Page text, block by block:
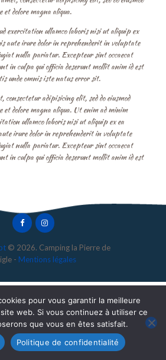
dolore magna aliqua.
exercitation ullamco laboris nisi ut aliquip ex
aute irure dolor in reprehenderit in voluptate
nulla pariatur. Excepteur sint occaecat
in culpa qui officia deserunt mollit anim id est
unde omnis iste natus error sit.
consectetur adipisicing elit, sed do eiusmod
dolore magna aliqua. Ut enim ad minim
ullamco laboris nisi ut aliquip ex ea
irure dolor in reprehenderit in voluptate
nulla pariatur. Excepteur sint occaecat
in culpa qui officia deserunt mollit anim id est
© 2026. Camping la Pierre de
- Mentions légales
pour vous garantir la meilleure
web. Si vous continuez à utiliser ce
que vous en êtes satisfait.
Politique de confidentialité